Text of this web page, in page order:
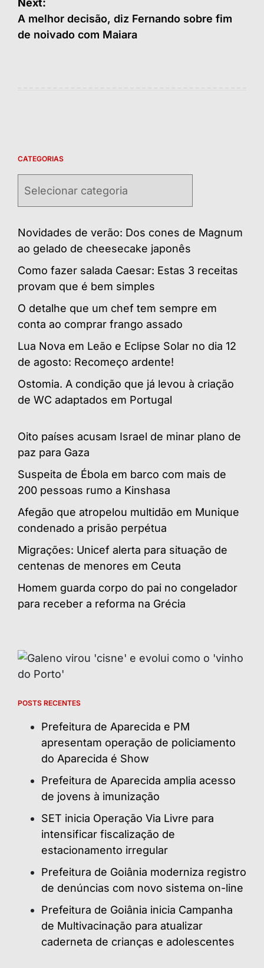
A melhor decisão, diz Fernando sobre fim
de noivado com Maiara
CATEGORIAS
Novidades de verão: Dos cones de Magnum
ao gelado de cheesecake japonês
Como fazer salada Caesar: Estas 3 receitas
provam que é bem simples
O detalhe que um chef tem sempre em
conta ao comprar frango assado
Lua Nova em Leão e Eclipse Solar no dia 12
de agosto: Recomeço ardente!
Ostomia. A condição que já levou à criação
de WC adaptados em Portugal
Oito países acusam Israel de minar plano de
paz para Gaza
Suspeita de Ébola em barco com mais de
200 pessoas rumo a Kinshasa
Afegão que atropelou multidão em Munique
condenado a prisão perpétua
Migrações: Unicef alerta para situação de
centenas de menores em Ceuta
Homem guarda corpo do pai no congelador
para receber a reforma na Grécia
POSTS RECENTES
Prefeitura de Aparecida e PM
apresentam operação de policiamento
do Aparecida é Show
Prefeitura de Aparecida amplia acesso
de jovens à imunização
SET inicia Operação Via Livre para
intensificar fiscalização de
estacionamento irregular
Prefeitura de Goiânia moderniza registro
de denúncias com novo sistema on-line
Prefeitura de Goiânia inicia Campanha
de Multivacinação para atualizar
caderneta de crianças e adolescentes